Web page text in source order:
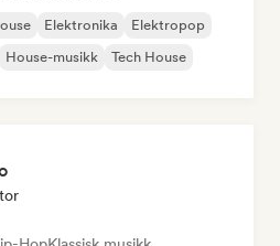
Elektronika
Elektropop
House-musikk Tech House